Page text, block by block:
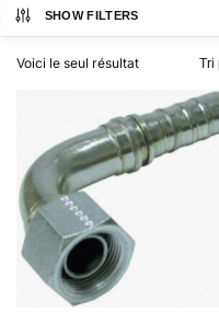
SHOW FILTERS
Voici le seul résultat